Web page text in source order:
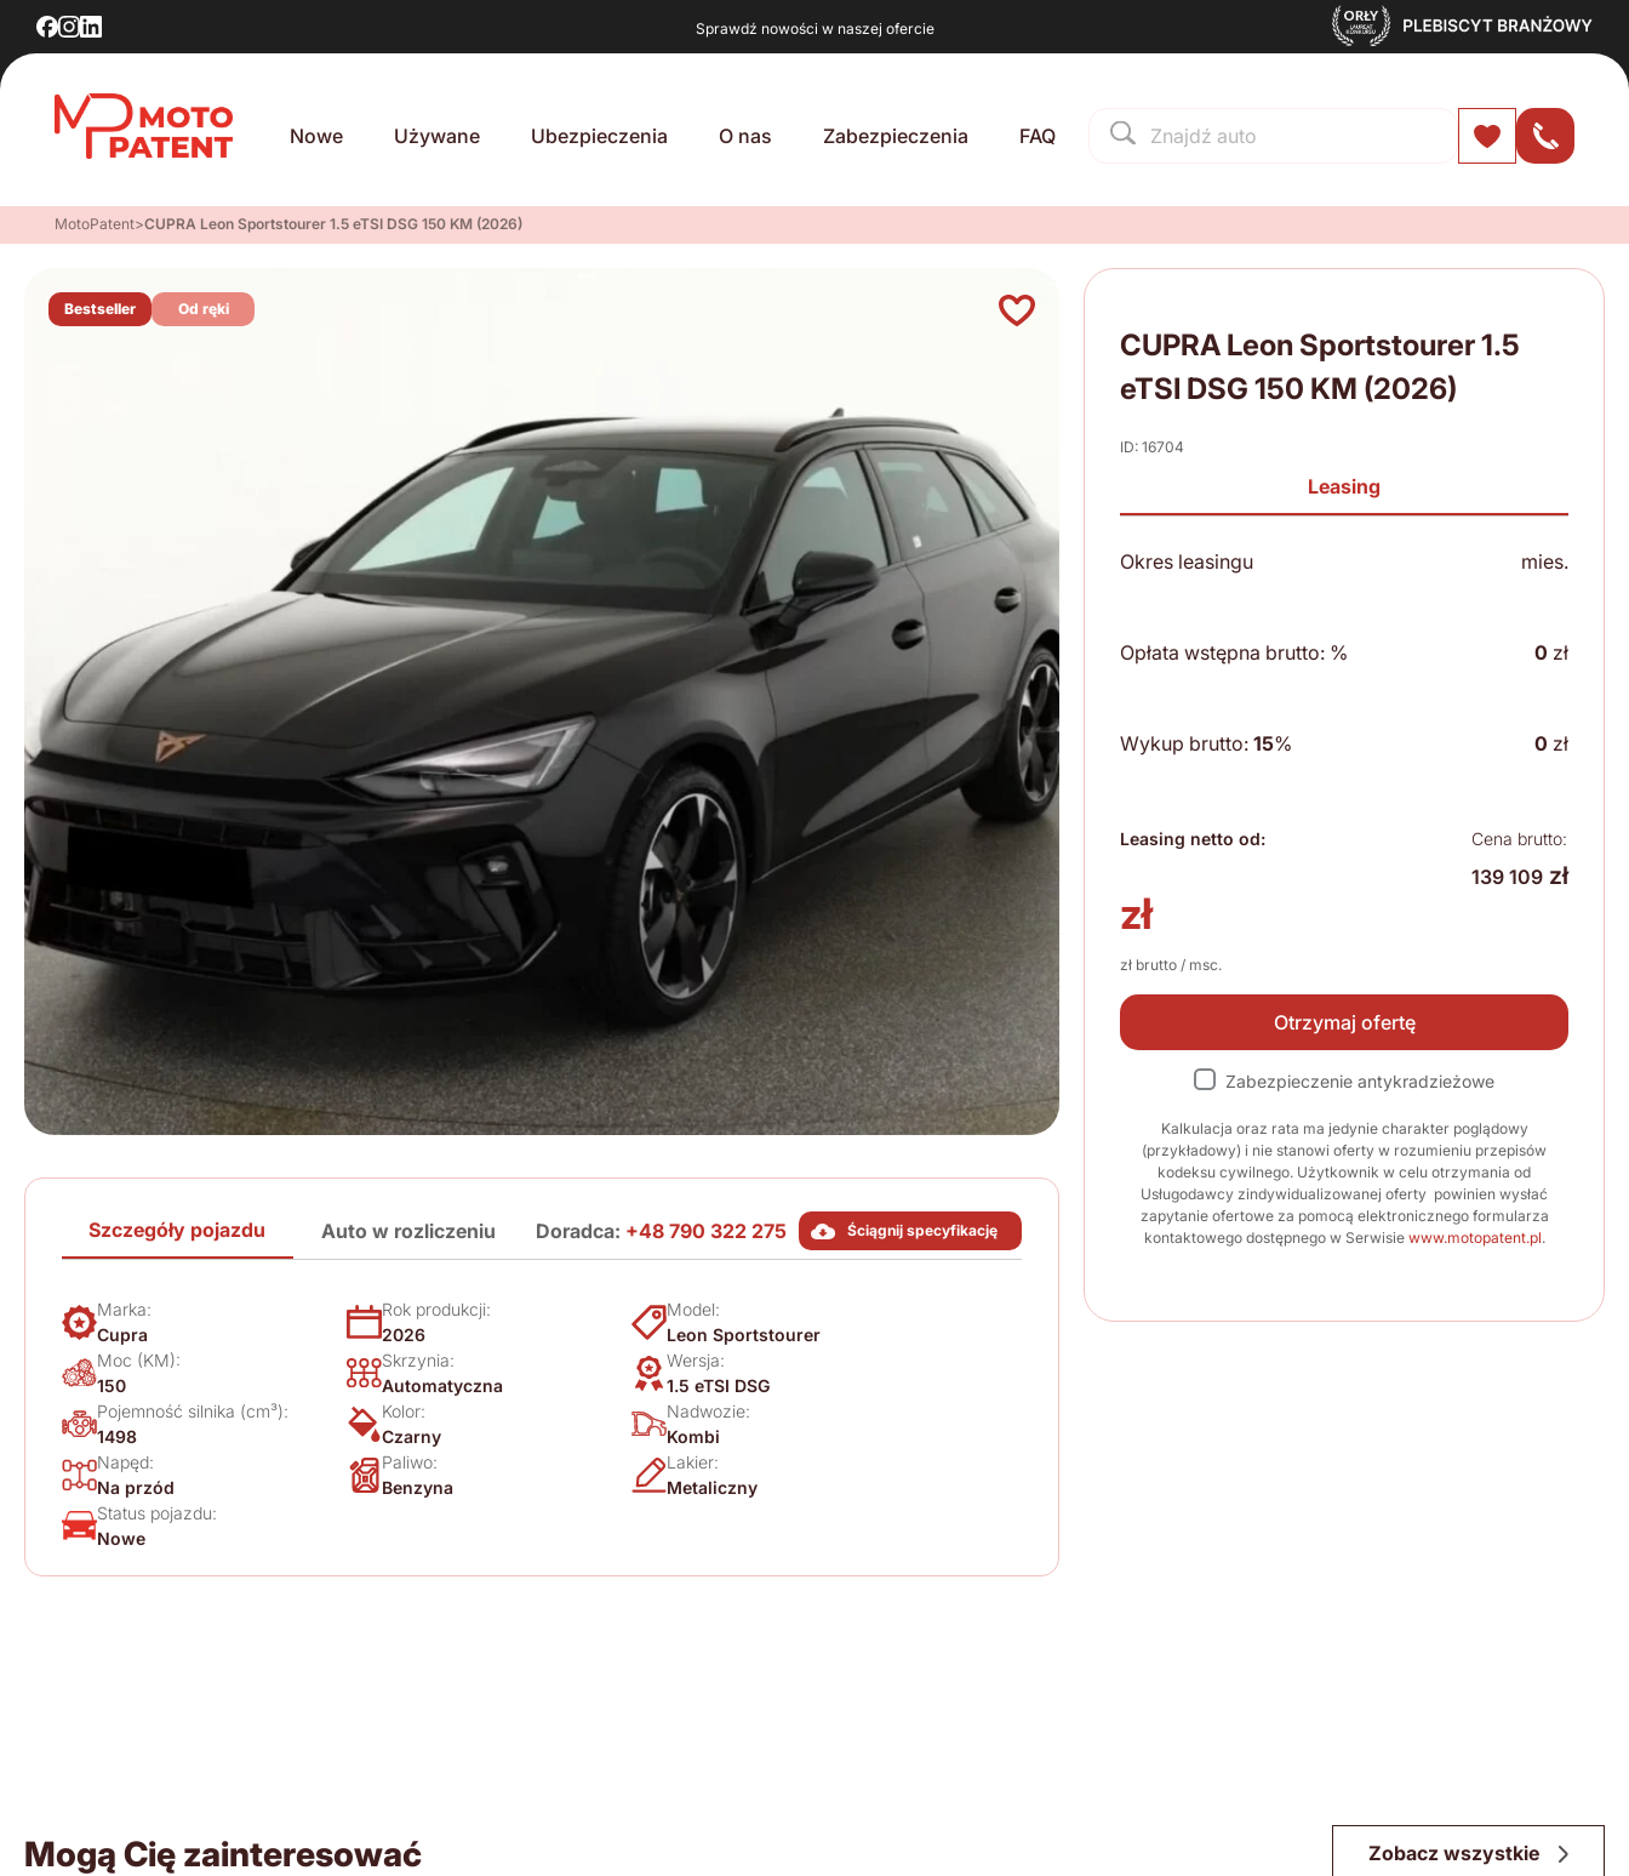
Sprawdź nowości w naszej ofercie
Nowe Używane Ubezpieczenia O nas Zabezpieczenia FAQ
MotoPatent>CUPRA Leon Sportstourer 1.5 eTSI DSG 150 KM (2026)
Bestseller Od ręki
CUPRA Leon Sportstourer 1.5
eTSI DSG 150 KM (2026)
ID: 16704
Leasing
Okres leasingu mies.
Opłata wstępna brutto: % 0 zł
Wykup brutto: 15% 0 zł
Leasing netto od:
zł
zł brutto / msc.
Cena brutto:
139 109 zł
Otrzymaj ofertę
Zabezpieczenie antykradzieżowe
Kalkulacja oraz rata ma jedynie charakter poglądowy
(przykładowy) i nie stanowi oferty w rozumieniu przepisów
kodeksu cywilnego. Użytkownik w celu otrzymania od
Usługodawcy zindywidualizowanej oferty powinien wysłać
zapytanie ofertowe za pomocą elektronicznego formularza
kontaktowego dostępnego w Serwisie www.motopatent.pl.
Szczegóły pojazdu Auto w rozliczeniu Doradca: +48 790 322 275 Ściągnij specyfikację
Marka:
Cupra
Rok produkcji:
2026
Model:
Leon Sportstourer
Moc (KM):
150
Skrzynia:
Automatyczna
Wersja:
1.5 eTSI DSG
Pojemność silnika (cm³):
1498
Kolor:
Czarny
Nadwozie:
Kombi
Napęd:
Na przód
Paliwo:
Benzyna
Lakier:
Metaliczny
Status pojazdu:
Nowe
Mogą Cię zainteresować Zobacz wszystkie